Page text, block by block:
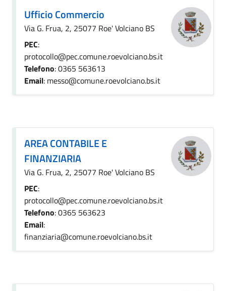
Ufficio Commercio
Via G. Frua, 2, 25077 Roe' Volciano BS
PEC:
protocollo@pec.comune.roevolciano.bs.it
Telefono: 0365 563613
Email: messo@comune.roevolciano.bs.it
AREA CONTABILE E
FINANZIARIA
Via G. Frua, 2, 25077 Roe' Volciano BS
PEC:
protocollo@pec.comune.roevolciano.bs.it
Telefono: 0365 563623
Email:
finanziaria@comune.roevolciano.bs.it